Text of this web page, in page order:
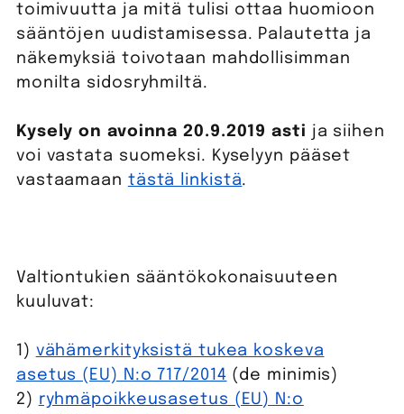
toimivuutta ja mitä tulisi ottaa huomioon
sääntöjen uudistamisessa. Palautetta ja
näkemyksiä toivotaan mahdollisimman
monilta sidosryhmiltä.
Kysely on avoinna 20.9.2019 asti ja siihen
voi vastata suomeksi. Kyselyyn pääset
vastaamaan tästä linkistä.
Valtiontukien sääntökokonaisuuteen
kuuluvat:
1) vähämerkityksistä tukea koskeva
asetus (EU) N:o 717/2014 (de minimis)
2) ryhmäpoikkeusasetus (EU) N:o